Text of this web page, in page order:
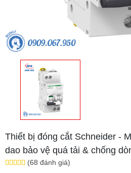
Thiết bị đóng cắt Schneider -
dao bảo vệ quá tải & chống
(68 đánh giá)